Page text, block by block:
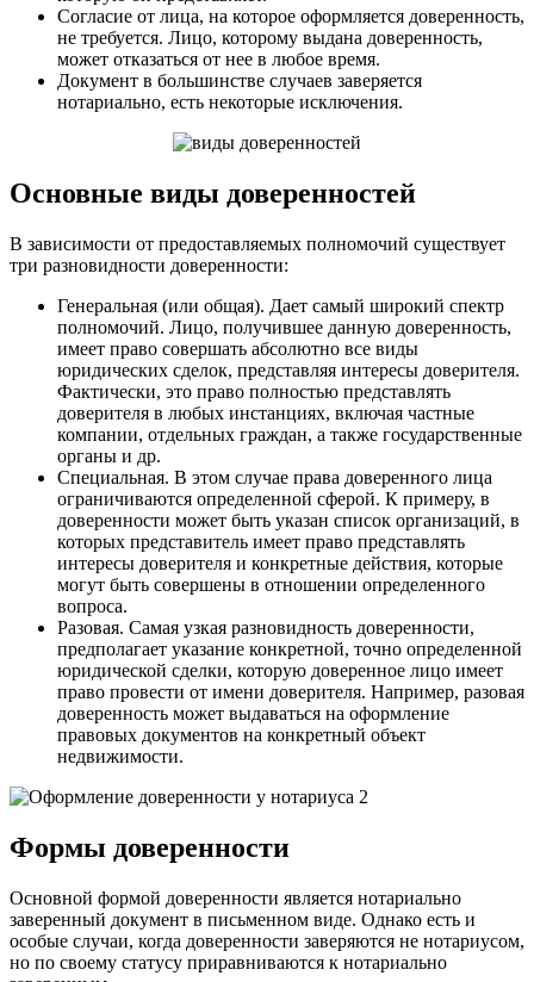
Согласие от лица, на которое оформляется доверенность,
не требуется. Лицо, которому выдана доверенность,
может отказаться от нее в любое время.
Документ в большинстве случаев заверяется
нотариально, есть некоторые исключения.
Основные виды доверенностей
В зависимости от предоставляемых полномочий существует
три разновидности доверенности:
Генеральная (или общая). Дает самый широкий спектр
полномочий. Лицо, получившее данную доверенность,
имеет право совершать абсолютно все виды
юридических сделок, представляя интересы доверителя.
Фактически, это право полностью представлять
доверителя в любых инстанциях, включая частные
компании, отдельных граждан, а также государственные
органы и др.
Специальная. В этом случае права доверенного лица
ограничиваются определенной сферой. К примеру, в
доверенности может быть указан список организаций, в
которых представитель имеет право представлять
интересы доверителя и конкретные действия, которые
могут быть совершены в отношении определенного
вопроса.
Разовая. Самая узкая разновидность доверенности,
предполагает указание конкретной, точно определенной
юридической сделки, которую доверенное лицо имеет
право провести от имени доверителя. Например, разовая
доверенность может выдаваться на оформление
правовых документов на конкретный объект
недвижимости.
Формы доверенности
Основной формой доверенности является нотариально
заверенный документ в письменном виде. Однако есть и
особые случаи, когда доверенности заверяются не нотариусом,
но по своему статусу приравниваются к нотариально